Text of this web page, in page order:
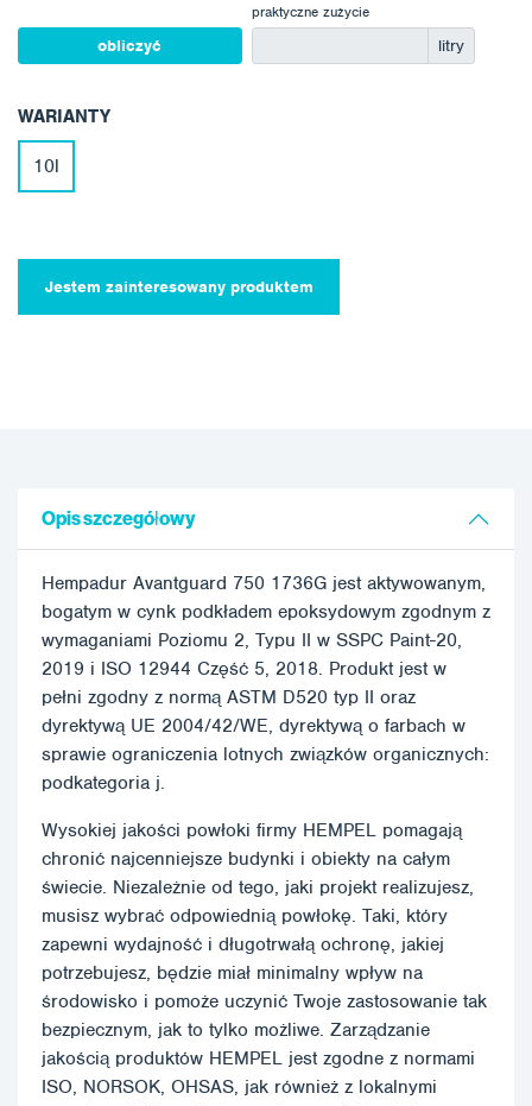
obliczyć
praktyczne zużycie
litry
WARIANTY
10l
Jestem zainteresowany produktem
Opis szczegółowy
Hempadur Avantguard 750 1736G jest aktywowanym,
bogatym w cynk podkładem epoksydowym zgodnym z
wymaganiami Poziomu 2, Typu II w SSPC Paint-20,
2019 i ISO 12944 Część 5, 2018. Produkt jest w
pełni zgodny z normą ASTM D520 typ II oraz
dyrektywą UE 2004/42/WE, dyrektywą o farbach w
sprawie ograniczenia lotnych związków organicznych:
podkategoria j.
Wysokiej jakości powłoki firmy HEMPEL pomagają
chronić najcenniejsze budynki i obiekty na całym
świecie. Niezależnie od tego, jaki projekt realizujesz,
musisz wybrać odpowiednią powłokę. Taki, który
zapewni wydajność i długotrwałą ochronę, jakiej
potrzebujesz, będzie miał minimalny wpływ na
środowisko i pomoże uczynić Twoje zastosowanie tak
bezpiecznym, jak to tylko możliwe. Zarządzanie
jakością produktów HEMPEL jest zgodne z normami
ISO, NORSOK, OHSAS, jak również z lokalnymi